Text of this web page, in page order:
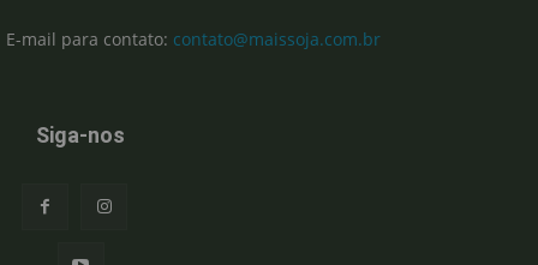
E-mail para contato: contato@maissoja.com.br
Siga-nos